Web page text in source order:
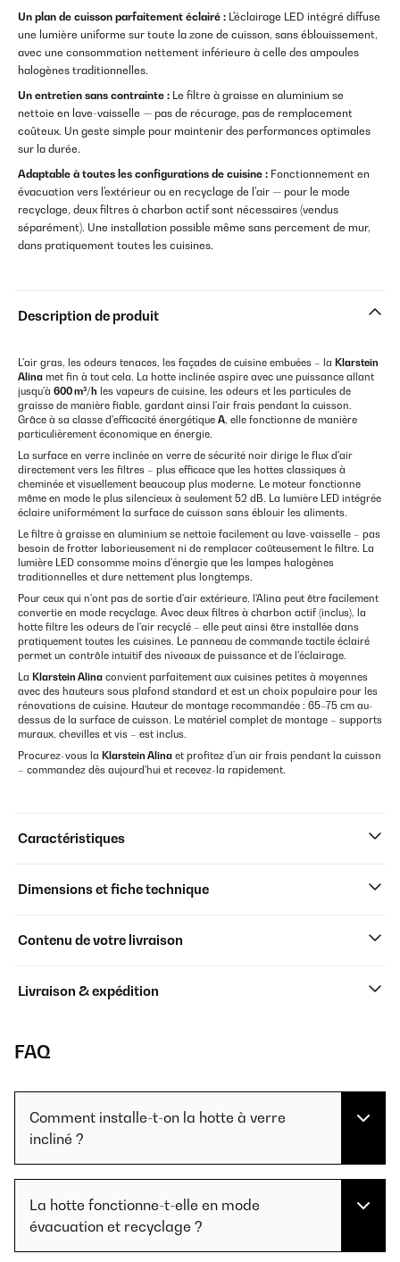
Un plan de cuisson parfaitement éclairé : L'éclairage LED intégré diffuse
une lumière uniforme sur toute la zone de cuisson, sans éblouissement,
avec une consommation nettement inférieure à celle des ampoules
halogènes traditionnelles.
Un entretien sans contrainte : Le filtre à graisse en aluminium se
nettoie en lave-vaisselle — pas de récurage, pas de remplacement
coûteux. Un geste simple pour maintenir des performances optimales
sur la durée.
Adaptable à toutes les configurations de cuisine : Fonctionnement en
évacuation vers l'extérieur ou en recyclage de l'air — pour le mode
recyclage, deux filtres à charbon actif sont nécessaires (vendus
séparément). Une installation possible même sans percement de mur,
dans pratiquement toutes les cuisines.
Description de produit
L'air gras, les odeurs tenaces, les façades de cuisine embuées – la Klarstein
Alina met fin à tout cela. La hotte inclinée aspire avec une puissance allant
jusqu'à 600 m³/h les vapeurs de cuisine, les odeurs et les particules de
graisse de manière fiable, gardant ainsi l'air frais pendant la cuisson.
Grâce à sa classe d'efficacité énergétique A, elle fonctionne de manière
particulièrement économique en énergie.
La surface en verre inclinée en verre de sécurité noir dirige le flux d'air
directement vers les filtres – plus efficace que les hottes classiques à
cheminée et visuellement beaucoup plus moderne. Le moteur fonctionne
même en mode le plus silencieux à seulement 52 dB. La lumière LED intégrée
éclaire uniformément la surface de cuisson sans éblouir les aliments.
Le filtre à graisse en aluminium se nettoie facilement au lave-vaisselle – pas
besoin de frotter laborieusement ni de remplacer coûteusement le filtre. La
lumière LED consomme moins d'énergie que les lampes halogènes
traditionnelles et dure nettement plus longtemps.
Pour ceux qui n'ont pas de sortie d'air extérieure, l'Alina peut être facilement
convertie en mode recyclage. Avec deux filtres à charbon actif (inclus), la
hotte filtre les odeurs de l'air recyclé – elle peut ainsi être installée dans
pratiquement toutes les cuisines. Le panneau de commande tactile éclairé
permet un contrôle intuitif des niveaux de puissance et de l'éclairage.
La Klarstein Alina convient parfaitement aux cuisines petites à moyennes
avec des hauteurs sous plafond standard et est un choix populaire pour les
rénovations de cuisine. Hauteur de montage recommandée : 65–75 cm au-
dessus de la surface de cuisson. Le matériel complet de montage – supports
muraux, chevilles et vis – est inclus.
Procurez-vous la Klarstein Alina et profitez d’un air frais pendant la cuisson
– commandez dès aujourd'hui et recevez-la rapidement.
Caractéristiques
Dimensions et fiche technique
Contenu de votre livraison
Livraison & expédition
FAQ
Comment installe-t-on la hotte à verre
incliné ?
La hotte fonctionne-t-elle en mode
évacuation et recyclage ?